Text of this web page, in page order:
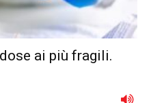
ai più fragili.